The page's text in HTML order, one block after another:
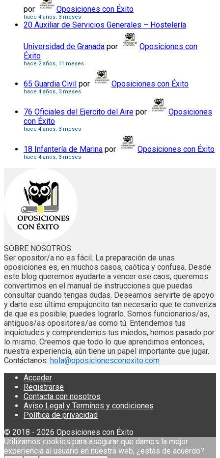
por Oposiciones con Éxito
hace 4 años, 3 meses
20 Auxiliar de Servicios Generales – Hostelería
Universidad de Granada por
Oposiciones con
Éxito
hace 2 años, 11 meses
65 Guardia Civil por Oposiciones con Éxito
hace 4 años, 3 meses
76 Oficiales del Ejercito del Aire por
Oposiciones
con Éxito
hace 4 años, 3 meses
18 Infantería de Marina por Oposiciones con Éxito
hace 4 años, 3 meses
SOBRE NOSOTROS
Ser opositor/a no es fácil. La preparación de unas
oposiciones es, en muchos casos, caótica y confusa. Desde
este blog queremos ayudarte a vencer ese caos; queremos
convertirnos en el manual de instrucciones que puedas
consultar cuando tengas dudas. Deseamos servirte de apoyo
y darte ese último empujoncito tan necesario que te convenza
de que es posible; puedes lograrlo. Somos funcionarios/as,
antiguos/as opositores/as como tú. Entendemos tus
inquietudes y comprendemos tus miedos; hemos pasado por
lo mismo. Creemos que todo lo que aprendimos entonces,
nuestra experiencia, aún tiene un papel importante que jugar.
Contáctanos: hola@oposicionesconexito.com
Acceder
Registrarse
Contacta con nosotros
Aviso Legal y Terminos y condiciones
Política de privacidad
© 2018 - 2026 Oposiciones con Éxito
Utilizamos cookies para asegurar que damos la mejor
experiencia al usuario en nuestra web, ¿estás de acuerdo?